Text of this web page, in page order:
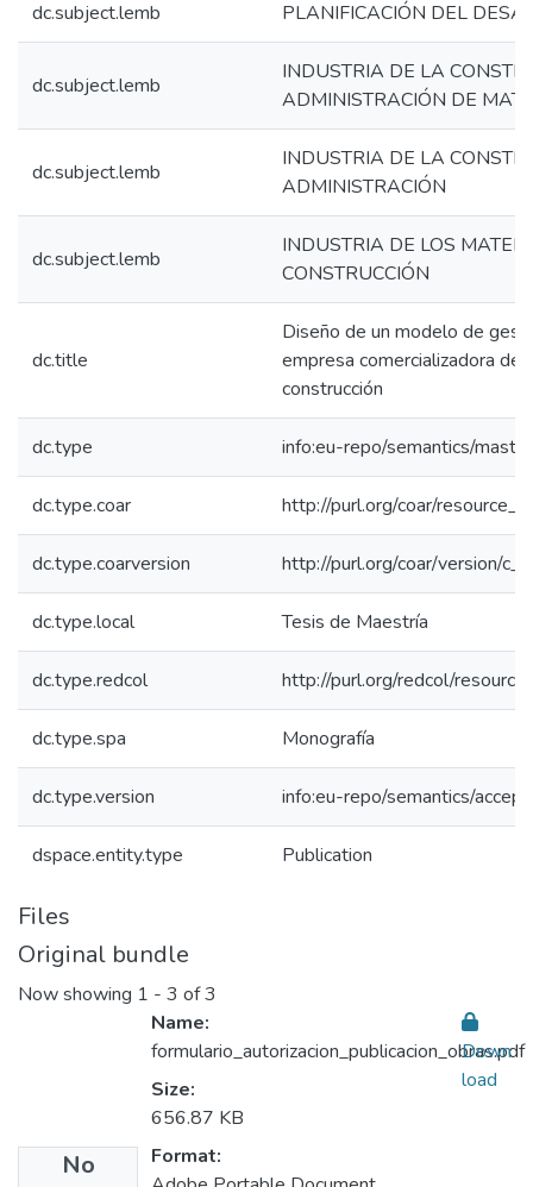
dc.subject.lemb PLANIFICACIÓN DEL
dc.subject.lemb
INDUSTRIA DE LA
ADMINISTRACIÓN DE
dc.subject.lemb
INDUSTRIA DE LA
ADMINISTRACIÓN
dc.subject.lemb
INDUSTRIA DE LOS
CONSTRUCCIÓN
dc.title
Diseño de un modelo de
empresa comercializadora de
construcción
dc.type info:eu-repo/semantics/
dc.type.coar http://purl.org/coar/
dc.type.coarversion http://purl.org/coar/version/
dc.type.local Tesis de Maestría
dc.type.redcol http://purl.org/redcol/
dc.type.spa Monografía
dc.type.version info:eu-repo/semantics/
dspace.entity.type Publication
Files
Original bundle
Now showing 1 - 3 of 3
No
Name:
formulario_autorizacion_publicacion_obras.pdf
Size:
656.87 KB
Format:
Down
load